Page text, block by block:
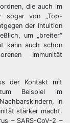
die auch im
sogar von „Top-
der Intuition
um „breiter“
kann auch schon
Immunität
der Kontakt mit
zum Beispiel im
in
stärker macht.
– SARS-CoV-2 –